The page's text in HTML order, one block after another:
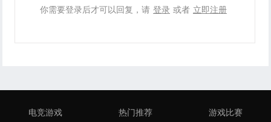
你需要登录后才可以回复，请 登录 或者 立即注册
电竞游戏 热门推荐 游戏比赛